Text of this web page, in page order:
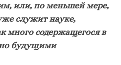
или, по меньшей мере,
служит науке,
много содержащегося в
будущими